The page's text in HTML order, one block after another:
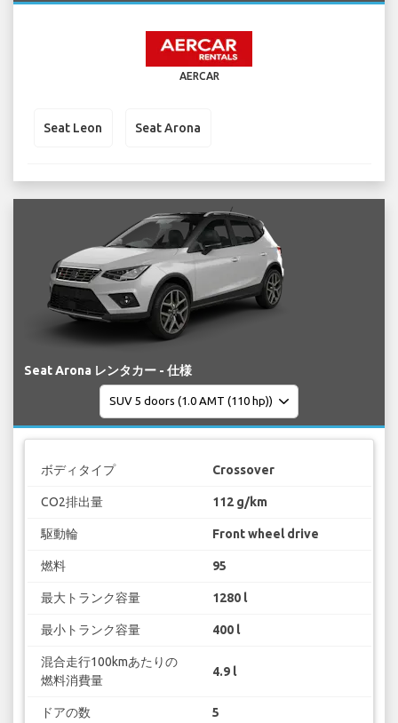
AERCAR
Seat Leon Seat Arona
Seat Arona レンタカー - 仕様
ボディタイプ Crossover
CO2排出量 112 g/km
駆動輪 Front wheel drive
燃料 95
最大トランク容量 1280 l
最小トランク容量 400 l
混合走行100kmあたりの
燃料消費量
4.9 l
ドアの数 5